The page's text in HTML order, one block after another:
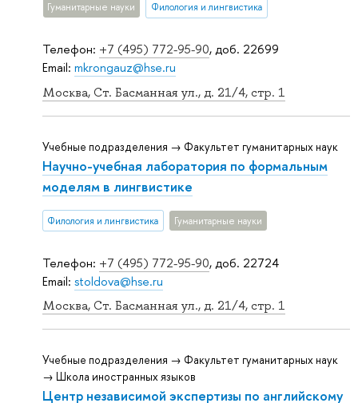
Телефон: +7 (495) 772-95-90, доб. 22699
Email: mkrongauz@hse.ru
Москва, Ст. Басманная ул., д. 21/4, стр. 1
Гуманитарные науки Филология и лингвистика
Телефон: +7 (495) 772-95-90, доб. 22724
Email: stoldova@hse.ru
Москва, Ст. Басманная ул., д. 21/4, стр. 1
Учебные подразделения → Факультет гуманитарных наук
Научно-учебная лаборатория по формальным
моделям в лингвистике
Филология и лингвистика Гуманитарные науки
Учебные подразделения → Факультет гуманитарных наук
→ Школа иностранных языков
Центр независимой экспертизы по английскому